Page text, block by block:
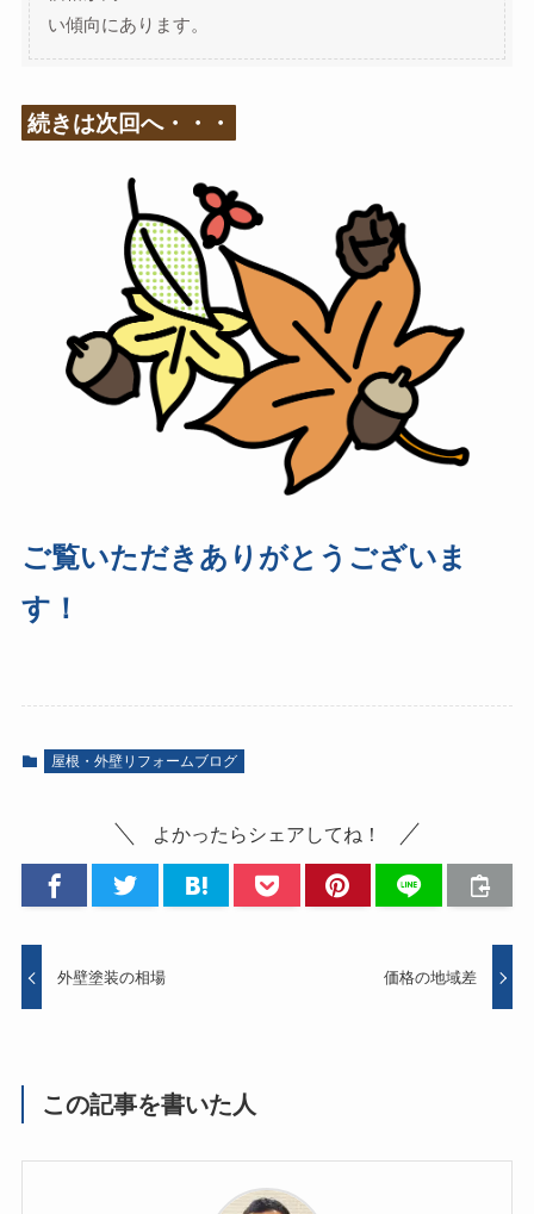
い傾向にあります。
続きは次回へ・・・
ご覧いただきありがとうございま
す！
屋根・外壁リフォームブログ
よかったらシェアしてね！
外壁塗装の相場 価格の地域差
この記事を書いた人